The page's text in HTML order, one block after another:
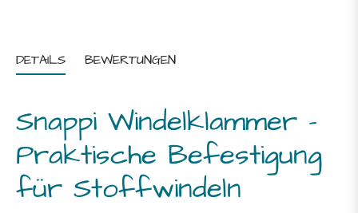
DETAILS BEWERTUNGEN
Snappi Windelklammer –
Praktische Befestigung
für Stoffwindeln